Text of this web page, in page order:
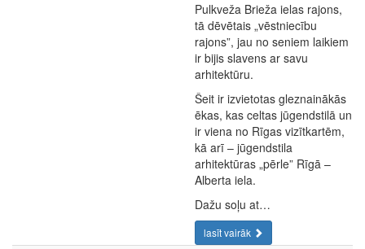
Pulkveža Brieža ielas rajons,
tā dēvētais „vēstniecību
rajons”, jau no seniem laikiem
ir bijis slavens ar savu
arhitektūru.
Šeit ir izvietotas gleznainākās
ēkas, kas celtas jūgendstilā un
ir viena no Rīgas vizītkartēm,
kā arī – jūgendstila
arhitektūras „pērle” Rīgā –
Alberta iela.
Dažu soļu at…
lasīt vairāk